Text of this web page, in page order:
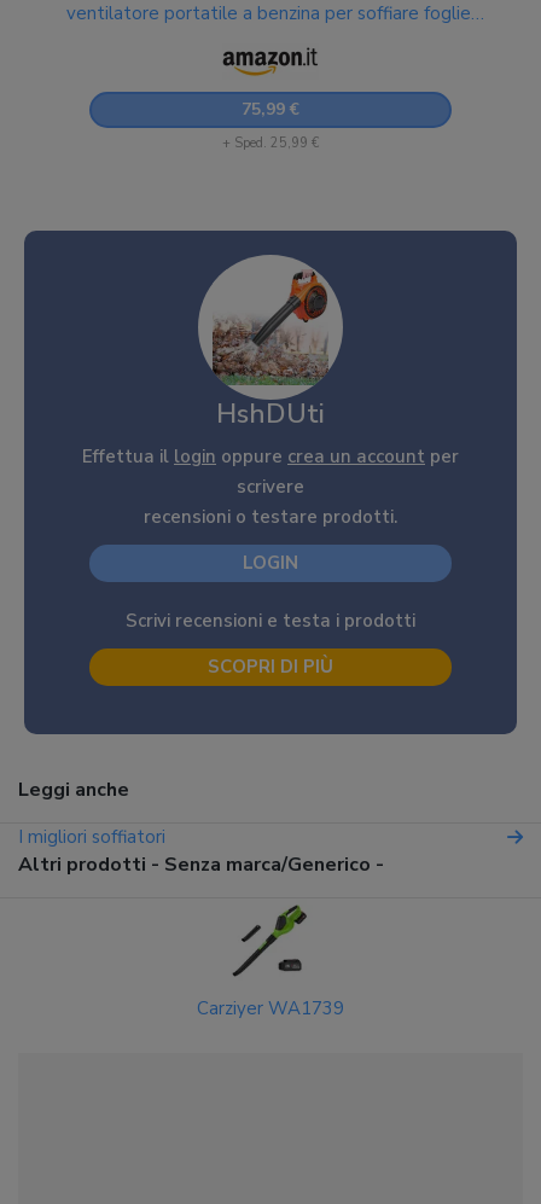
ventilatore portatile a benzina per soffiare foglie,
trucioli di legno, polvere da giardino detriti erba
75,99 €
+ Sped. 25,99 €
HshDUti
Effettua il login oppure crea un account per
scrivere
recensioni o testare prodotti.
LOGIN
Scrivi recensioni e testa i prodotti
SCOPRI DI PIÙ
Leggi anche
I migliori soffiatori
Altri prodotti - Senza marca/Generico -
Carziyer WA1739